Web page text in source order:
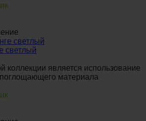
светлый
коллекции является использование
материала